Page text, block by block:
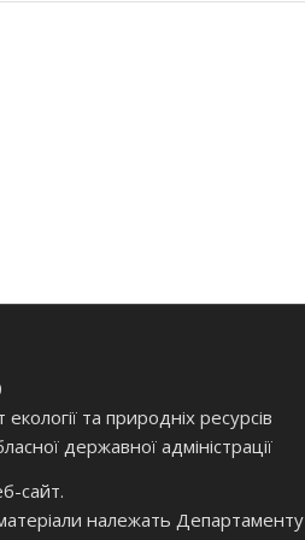
та природніх ресурсів
державної адміністрації
сайт.
належать Департаменту